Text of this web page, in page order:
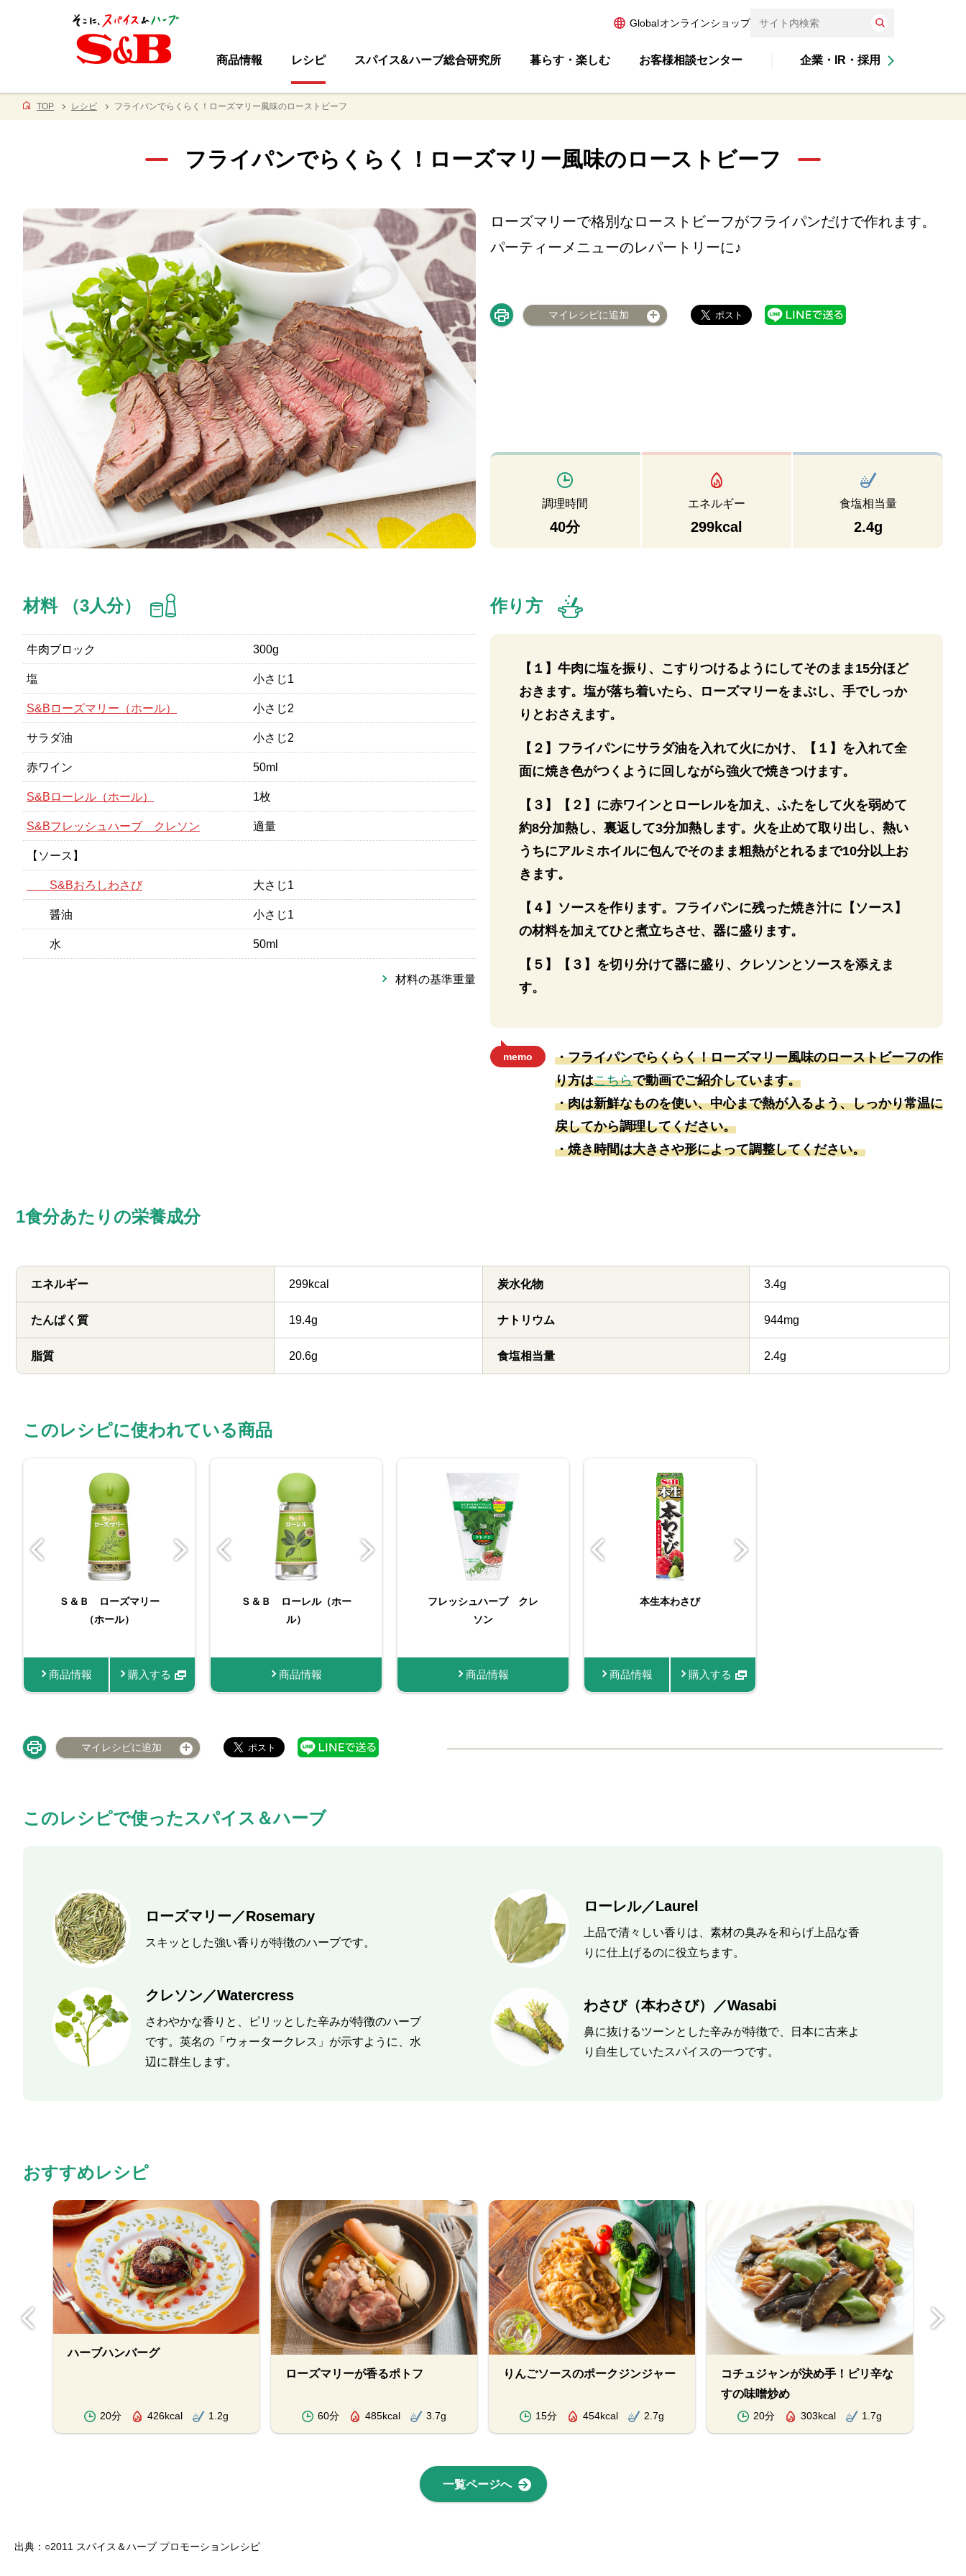
Globalオンラインショップ
商品情報 レシピ スパイス&ハーブ総合研究所 暮らす・楽しむ お客様相談センター 企業・IR・採用
TOP レシピ フライパンでらくらく！ローズマリー風味のローストビーフ
フライパンでらくらく！ローズマリー風味のローストビーフ
ローズマリーで格別なローストビーフがフライパンだけで作れます。
パーティーメニューのレパートリーに♪
マイレシピに追加
調理時間
40分
エネルギー
299kcal
食塩相当量
2.4g
材料 （3人分）
牛肉ブロック 300g
塩 小さじ1
S&Bローズマリー（ホール） 小さじ2
サラダ油 小さじ2
赤ワイン 50ml
S&Bローレル（ホール） 1枚
S&Bフレッシュハーブ クレソン 適量
【ソース】
S&Bおろしわさび 大さじ1
醤油 小さじ1
水 50ml
材料の基準重量
作り方
【１】牛肉に塩を振り、こすりつけるようにしてそのまま15分ほど
おきます。塩が落ち着いたら、ローズマリーをまぶし、手でしっか
りとおさえます。
【２】フライパンにサラダ油を入れて火にかけ、【１】を入れて全
面に焼き色がつくように回しながら強火で焼きつけます。
【３】【２】に赤ワインとローレルを加え、ふたをして火を弱めて
約8分加熱し、裏返して3分加熱します。火を止めて取り出し、熱い
うちにアルミホイルに包んでそのまま粗熱がとれるまで10分以上お
きます。
【４】ソースを作ります。フライパンに残った焼き汁に【ソース】
の材料を加えてひと煮立ちさせ、器に盛ります。
【５】【３】を切り分けて器に盛り、クレソンとソースを添えま
す。
memo
・フライパンでらくらく！ローズマリー風味のローストビーフの作
り方はこちらで動画でご紹介しています。
・肉は新鮮なものを使い、中心まで熱が入るよう、しっかり常温に
戻してから調理してください。
・焼き時間は大きさや形によって調整してください。
1食分あたりの栄養成分
エネルギー 299kcal
たんぱく質 19.4g
脂質 20.6g
炭水化物 3.4g
ナトリウム 944mg
食塩相当量 2.4g
このレシピに使われている商品
Ｓ＆Ｂ ローズマリー
（ホール）
商品情報 購入する
Ｓ＆Ｂ ローズマリー
（フリーズドライ）
商品情報
Ｓ＆Ｂ 袋入り ローズ
マリー（ホール）
商品情報
スマートスパイス ロー
商品情報
ORGANIC SPICE 袋
入り有機ローレル
商品情報 購入する
Ｓ＆Ｂ ローレル（ホー
ル）
商品情報
ＳＰＩＣＥ＆ＨＥＲＢ
袋入りローレル（ホー
商品情報
FAUCHON 袋入りロー
商品情報 購入する
フレッシュハーブ クレ
ソン
商品情報
お徳用おろし生わさび
購入する
本生本わさび
商品情報 購入する
マイレシピに追加
このレシピで使ったスパイス＆ハーブ
ローズマリー／Rosemary
スキッとした強い香りが特徴のハーブです。
ローレル／Laurel
上品で清々しい香りは、素材の臭みを和らげ上品な香
りに仕上げるのに役立ちます。
クレソン／Watercress
さわやかな香りと、ピリッとした辛みが特徴のハーブ
です。英名の「ウォータークレス」が示すように、水
辺に群生します。
わさび（本わさび）／Wasabi
鼻に抜けるツーンとした辛みが特徴で、日本に古来よ
り自生していたスパイスの一つです。
おすすめレシピ
ハーブハンバーグ
20分 426kcal 1.2g
ローズマリーが香るポトフ
60分 485kcal 3.7g
りんごソースのポークジンジャー
15分 454kcal 2.7g
コチュジャンが決め手！ピリ辛な
すの味噌炒め
20分 303kcal 1.7g
一覧ページへ
出典：○2011 スパイス＆ハーブ プロモーションレシピ